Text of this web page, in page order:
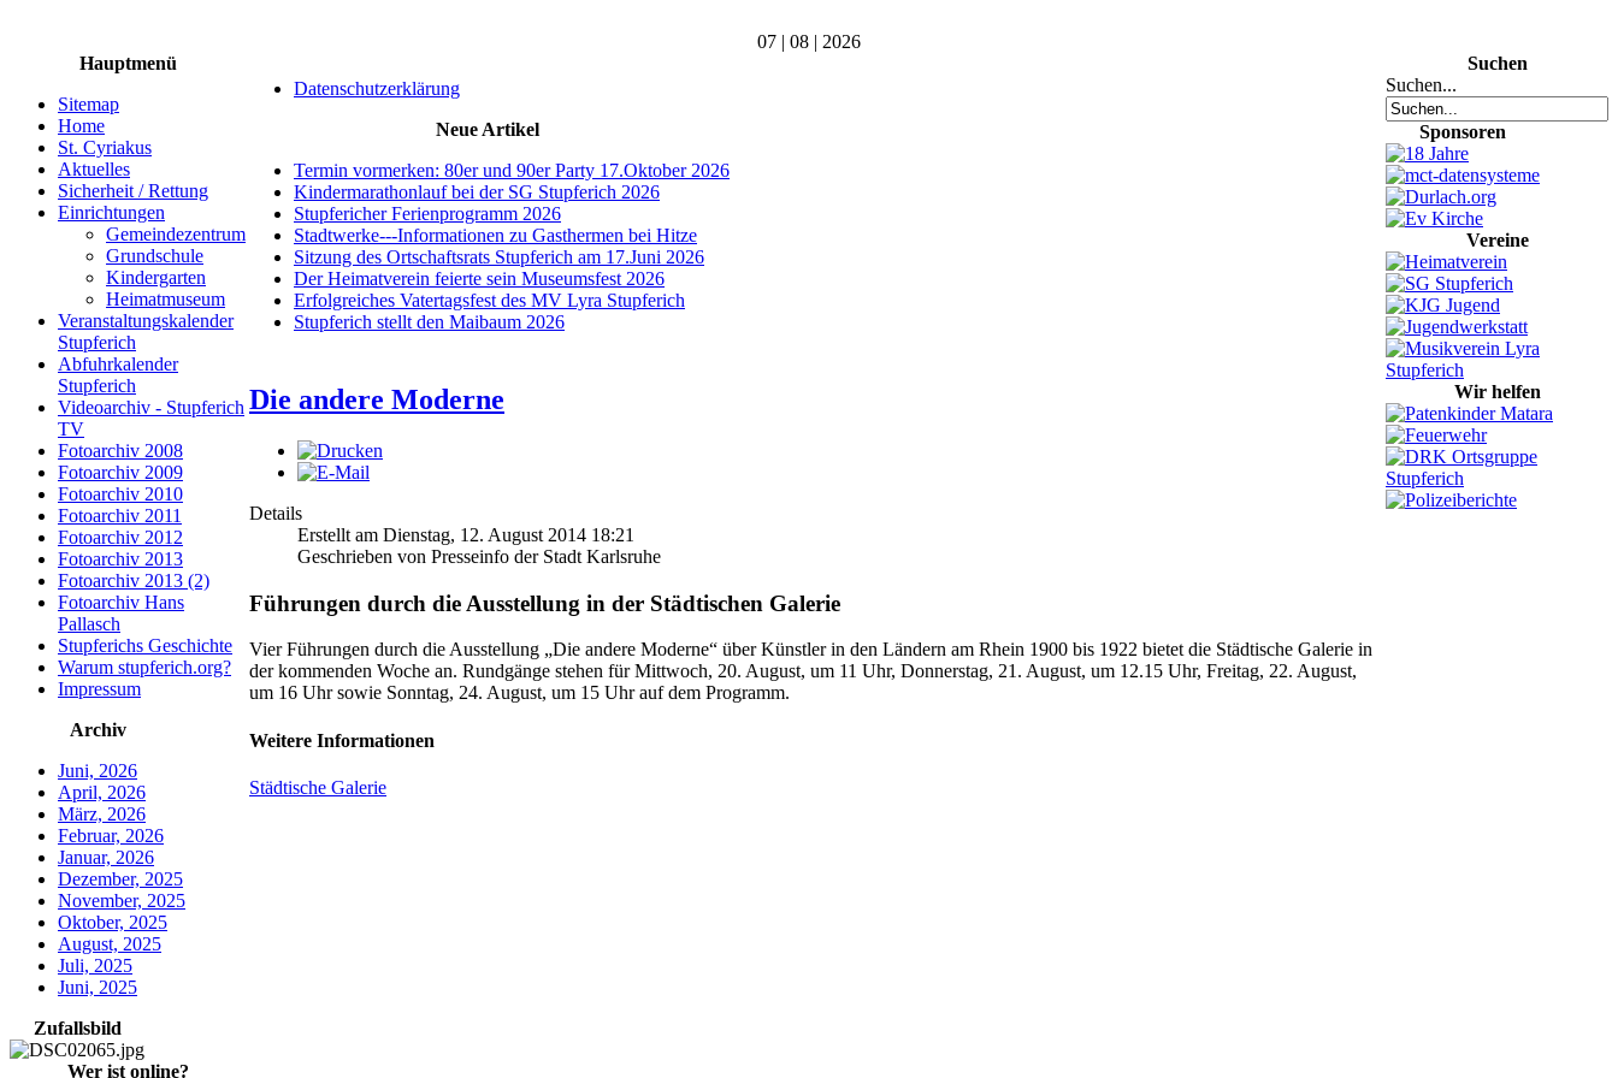
07 | 08 | 2026
Hauptmenü
Sitemap
Home
St. Cyriakus
Aktuelles
Sicherheit / Rettung
Einrichtungen
Gemeindezentrum
Grundschule
Kindergarten
Heimatmuseum
Veranstaltungskalender
Stupferich
Abfuhrkalender
Stupferich
Videoarchiv - Stupferich
TV
Fotoarchiv 2008
Fotoarchiv 2009
Fotoarchiv 2010
Fotoarchiv 2011
Fotoarchiv 2012
Fotoarchiv 2013
Fotoarchiv 2013 (2)
Fotoarchiv Hans
Pallasch
Stupferichs Geschichte
Warum stupferich.org?
Impressum
Archiv
Juni, 2026
April, 2026
März, 2026
Februar, 2026
Januar, 2026
Dezember, 2025
November, 2025
Oktober, 2025
August, 2025
Juli, 2025
Juni, 2025
Zufallsbild
Wer ist online?
Datenschutzerklärung
Neue Artikel
Termin vormerken: 80er und 90er Party 17.Oktober 2026
Kindermarathonlauf bei der SG Stupferich 2026
Stupfericher Ferienprogramm 2026
Stadtwerke---Informationen zu Gasthermen bei Hitze
Sitzung des Ortschaftsrats Stupferich am 17.Juni 2026
Der Heimatverein feierte sein Museumsfest 2026
Erfolgreiches Vatertagsfest des MV Lyra Stupferich
Stupferich stellt den Maibaum 2026
Die andere Moderne
Details
Erstellt am Dienstag, 12. August 2014 18:21
Geschrieben von Presseinfo der Stadt Karlsruhe
Führungen durch die Ausstellung in der Städtischen Galerie
Vier Führungen durch die Ausstellung „Die andere Moderne“ über Künstler in den Ländern am Rhein 1900 bis 1922 bietet die Städtische Galerie in
der kommenden Woche an. Rundgänge stehen für Mittwoch, 20. August, um 11 Uhr, Donnerstag, 21. August, um 12.15 Uhr, Freitag, 22. August,
um 16 Uhr sowie Sonntag, 24. August, um 15 Uhr auf dem Programm.
Weitere Informationen
Städtische Galerie
Suchen
Suchen...
Sponsoren
Vereine
Wir helfen